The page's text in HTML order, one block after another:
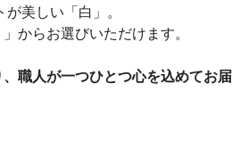
美しい「白」。
からお選びいただけます。
職人が一つひとつ心を込めてお届